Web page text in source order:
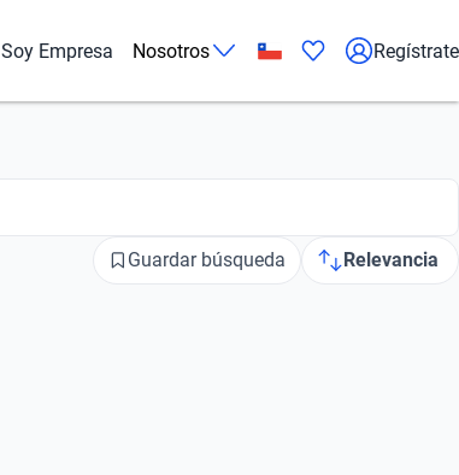
Soy Empresa Nosotros Regístrate
Guardar búsqueda Relevancia